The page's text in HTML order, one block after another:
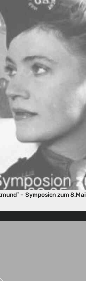
– Symposion zum 8.Mai